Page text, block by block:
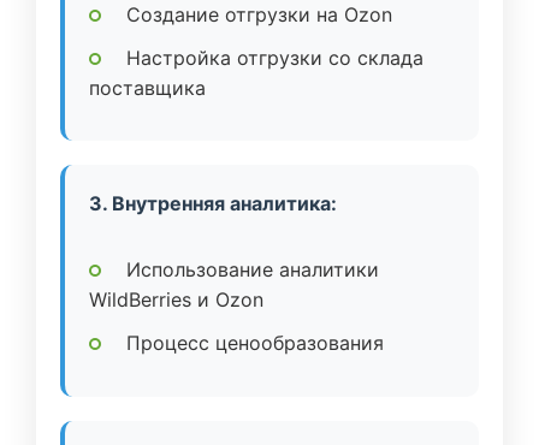
Создание отгрузки на Ozon
Настройка отгрузки со склада
поставщика
3. Внутренняя аналитика:
Использование аналитики
WildBerries и Ozon
Процесс ценообразования